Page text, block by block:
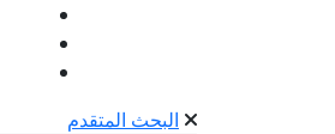
البحث المتقدم